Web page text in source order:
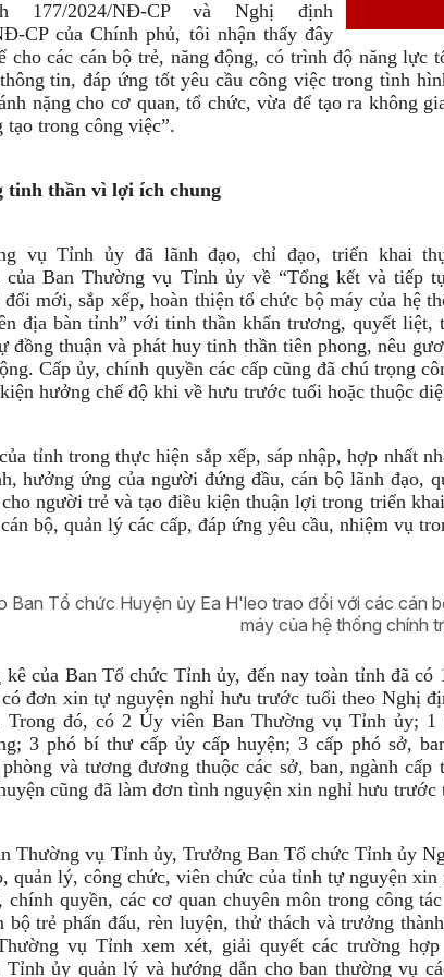
177/2024/NĐ-CP và Nghị định
CP của Chính phủ, tôi nhận thấy đây
cho các cán bộ trẻ, năng động, có trình độ năng lực
tin, đáp ứng tốt yêu cầu công việc trong tình
nặng cho cơ quan, tổ chức, vừa để tạo ra không
tạo trong công việc”.
tinh thần vì lợi ích chung
vụ Tỉnh ủy đã lãnh đạo, chỉ đạo, triển khai
của Ban Thường vụ Tỉnh ủy về “Tổng kết và tiếp
mới, sắp xếp, hoàn thiện tổ chức bộ máy của hệ
địa bàn tỉnh” với tinh thần khẩn trương, quyết liệt,
đồng thuận và phát huy tinh thần tiên phong, nêu
Cấp ủy, chính quyền các cấp cũng đã chú trọng
hưởng chế độ khi về hưu trước tuổi hoặc thuộc
tỉnh trong thực hiện sắp xếp, sáp nhập, hợp nhất
hưởng ứng của người đứng đầu, cán bộ lãnh đạo,
người trẻ và tạo điều kiện thuận lợi trong triển
bộ, quản lý các cấp, đáp ứng yêu cầu, nhiệm vụ
Ban Tổ chức Huyện ủy Ea H'leo trao đổi với các cán
máy của hệ thống chính
kê của Ban Tổ chức Tỉnh ủy, đến nay toàn tỉnh đã
đơn xin tự nguyện nghỉ hưu trước tuổi theo Nghị
Trong đó, có 2 Ủy viên Ban Thường vụ Tỉnh ủy;
3 phó bí thư cấp ủy cấp huyện; 3 cấp phó sở,
và tương đương thuộc các sở, ban, ngành
cũng đã làm đơn tình nguyện xin nghỉ hưu trước
Thường vụ Tỉnh ủy, Trưởng Ban Tổ chức Tỉnh ủy
quản lý, công chức, viên chức của tỉnh tự nguyện
chính quyền, các cơ quan chuyên môn trong công
bộ trẻ phấn đấu, rèn luyện, thử thách và trưởng
vụ Tỉnh xem xét, giải quyết các trường
ủy quản lý và hướng dẫn cho ban thường vụ